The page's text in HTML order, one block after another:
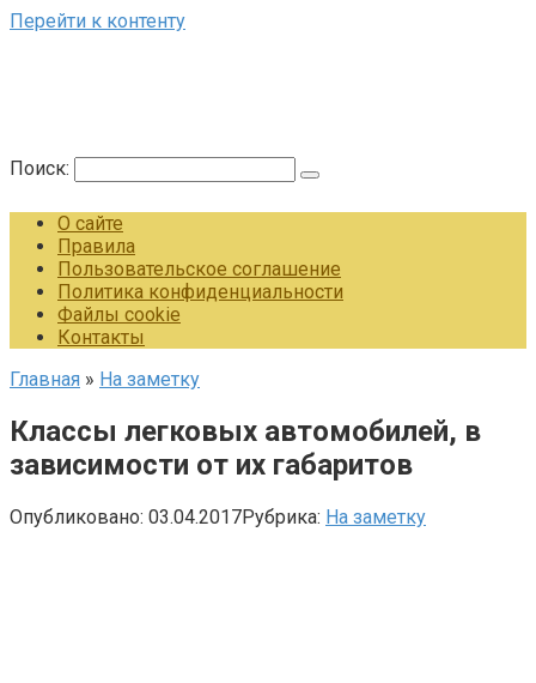
Перейти к контенту
Поиск:
О сайте
Правила
Пользовательское соглашение
Политика конфиденциальности
Файлы cookie
Контакты
Главная » На заметку
Классы легковых автомобилей, в
зависимости от их габаритов
Опубликовано: 03.04.2017Рубрика: На заметку